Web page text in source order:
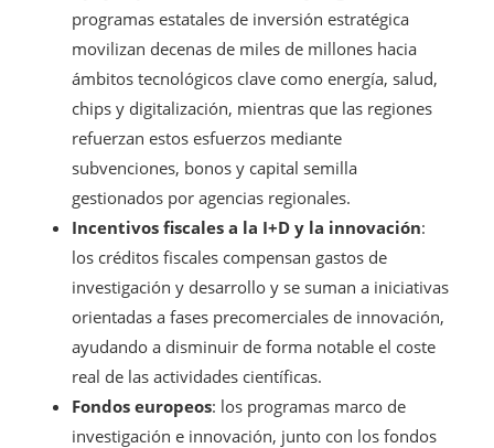
programas estatales de inversión estratégica
movilizan decenas de miles de millones hacia
ámbitos tecnológicos clave como energía, salud,
chips y digitalización, mientras que las regiones
refuerzan estos esfuerzos mediante
subvenciones, bonos y capital semilla
gestionados por agencias regionales.
Incentivos fiscales a la I+D y la innovación:
los créditos fiscales compensan gastos de
investigación y desarrollo y se suman a iniciativas
orientadas a fases precomerciales de innovación,
ayudando a disminuir de forma notable el coste
real de las actividades científicas.
Fondos europeos: los programas marco de
investigación e innovación, junto con los fondos